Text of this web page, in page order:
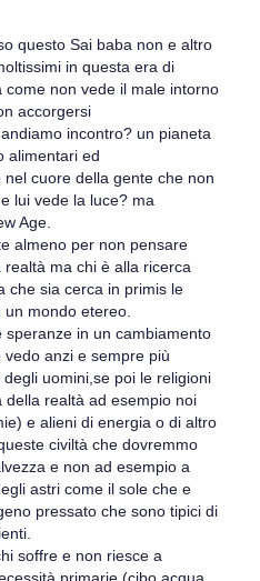
questo Sai baba non e altro
in questa era di
non vede il male intorno
accorgersi
incontro? un pianeta
alimentari ed
cuore della gente che non
lui vede la luce? ma
Age.
almeno per non pensare
ma chi è alla ricerca
che sia cerca in primis le
mondo etereo.
speranze in un cambiamento
anzi e sempre più
uomini,se poi le religioni
realtà ad esempio noi
e alieni di energia o di altro
civiltà che dovremmo
e non ad esempio a
astri come il sole che e
pressato che sono tipici di
soffre e non riesce a
primarie (cibo acqua